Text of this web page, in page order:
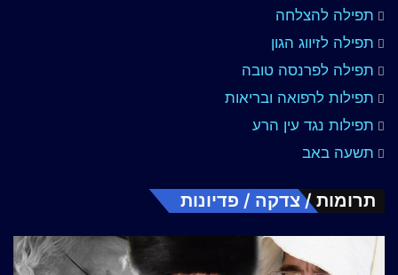
תפילה להצלחה
תפילה לזיווג הגון
תפילה לפרנסה טובה
תפילות לרפואה ובריאות
תפילות נגד עין הרע
תשעה באב
תרומות / צדקה / פדיונות